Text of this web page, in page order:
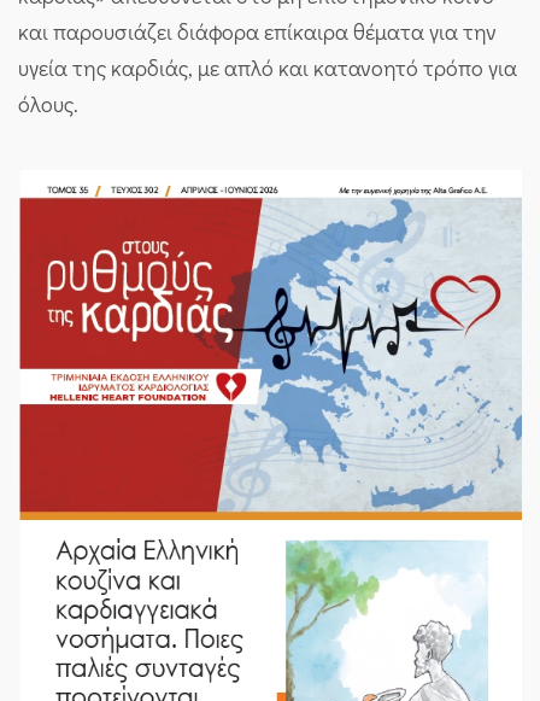
και παρουσιάζει διάφορα επίκαιρα θέματα για την
υγεία της καρδιάς, με απλό και κατανοητό τρόπο για
όλους.